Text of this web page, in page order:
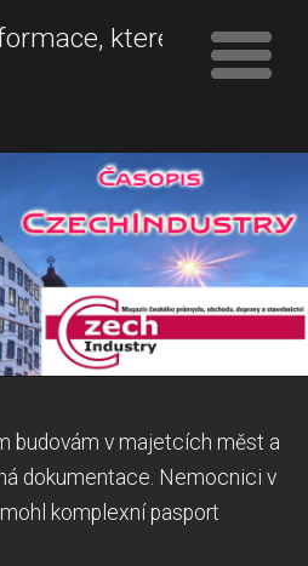
které
budovám v majetcích měst a
dokumentace. Nemocnici v
komplexní pasport